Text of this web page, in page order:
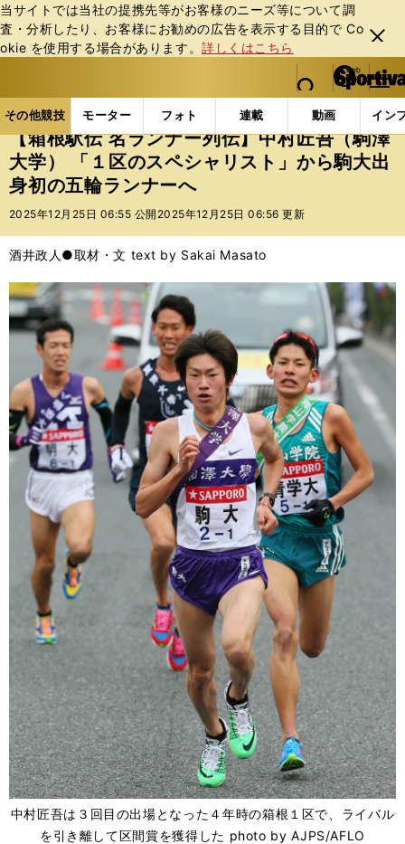
当サイトでは当社の提携先等がお客様のニーズ等について調
査・分析したり、お客様にお勧めの広告を表⽰する⽬的で Co
okie を使⽤する場合があります。詳しくはこちら
閉じ
る
web Sportiva (webスポルティーバ)
検索
マイペ
ー
ジ
メニュ
その他競技 モーター フォト 連載 動画 イン
ス
ポ
ル
テ
ー
バ
その他競技の記事一覧 陸上 【箱根駅伝 名ランナー
【箱根駅伝 名ランナー列伝】中村匠吾（駒澤
大学） 「１区のスペシャリスト」から駒大出
身初の五輪ランナーへ
2025年12月25日 06:55 公開 2025年12月25日 06:56 更新
酒井政人●取材・文 text by Sakai Masato
中村匠吾は３回目の出場となった４年時の箱根１区で、ライバル
を引き離して区間賞を獲得した photo by AJPS/AFLO